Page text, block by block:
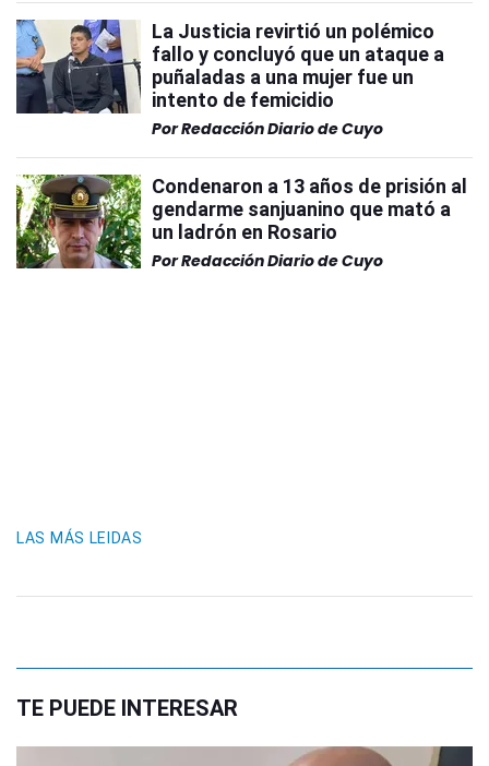
La Justicia revirtió un polémico
fallo y concluyó que un ataque a
puñaladas a una mujer fue un
intento de femicidio
PorRedacción Diario de Cuyo
Condenaron a 13 años de prisión al
gendarme sanjuanino que mató a
un ladrón en Rosario
PorRedacción Diario de Cuyo
LAS MÁS LEIDAS
TE PUEDE INTERESAR